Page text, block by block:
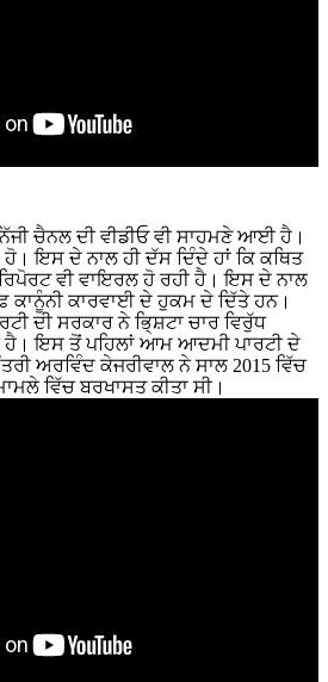
ਚੈਨਲ ਦੀ ਵੀਡੀਓ ਵੀ ਸਾਹਮਣੇ ਆਈ ਹੈ।
ਇਸ ਦੇ ਨਾਲ ਹੀ ਦੱਸ ਦਿੰਦੇ ਹਾਂ ਕਿ ਕਥਿਤ
ਵੀ ਵਾਇਰਲ ਹੋ ਰਹੀ ਹੈ। ਇਸ ਦੇ ਨਾਲ
ਕਾਨੂੰਨੀ ਕਾਰਵਾਈ ਦੇ ਹੁਕਮ ਦੇ ਦਿੱਤੇ ਹਨ।
ਦੀ ਸਰਕਾਰ ਨੇ ਭਿ੍ਸ਼ਟਾ ਚਾਰ ਵਿਰੁੱਧ
ਹੈ। ਇਸ ਤੋਂ ਪਹਿਲਾਂ ਆਮ ਆਦਮੀ ਪਾਰਟੀ ਦੇ
ਅਰਵਿੰਦ ਕੇਜਰੀਵਾਲ ਨੇ ਸਾਲ 2015 ਵਿੱਚ
ਵਿੱਚ ਬਰਖਾਸਤ ਕੀਤਾ ਸੀ।